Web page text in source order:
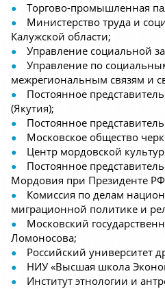
Торгово-промышленная
Министерство труда и
Калужской области;
Управление социальной
Управление по
межрегиональным связям и
Постоянное
(Якутия);
Постоянное
Московское общество
Центр мордовской
Постоянное
Мордовия при Президенте
Комиссия по делам
миграционной политике и
Московский
Ломоносова;
Российский университет
НИУ «Высшая школа
Институт этнологии и